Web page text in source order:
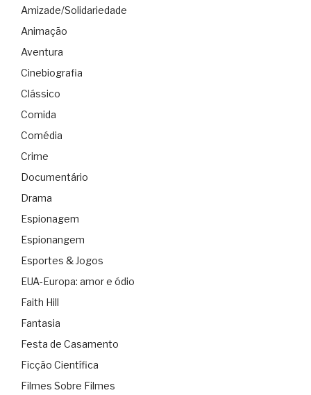
Amizade/Solidariedade
Animação
Aventura
Cinebiografia
Clássico
Comida
Comédia
Crime
Documentário
Drama
Espionagem
Espionangem
Esportes & Jogos
EUA-Europa: amor e ódio
Faith Hill
Fantasia
Festa de Casamento
Ficção Científica
Filmes Sobre Filmes